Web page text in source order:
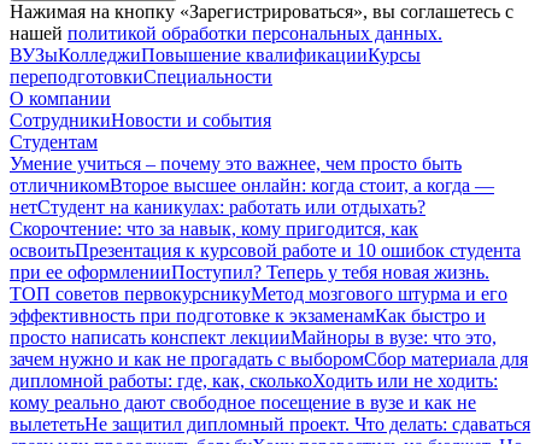
Нажимая на кнопку «Зарегистрироваться», вы соглашетесь с
нашей политикой обработки персональных данных.
ВУЗыКолледжиПовышение квалификацииКурсы
переподготовкиСпециальности
О компании
СотрудникиНовости и события
Студентам
Умение учиться – почему это важнее, чем просто быть
отличникомВторое высшее онлайн: когда стоит, а когда —
нетСтудент на каникулах: работать или отдыхать?
Скорочтение: что за навык, кому пригодится, как
освоитьПрезентация к курсовой работе и 10 ошибок студента
при ее оформленииПоступил? Теперь у тебя новая жизнь.
ТОП советов первокурсникуМетод мозгового штурма и его
эффективность при подготовке к экзаменамКак быстро и
просто написать конспект лекцииМайноры в вузе: что это,
зачем нужно и как не прогадать с выборомСбор материала для
дипломной работы: где, как, сколькоХодить или не ходить:
кому реально дают свободное посещение в вузе и как не
вылететьНе защитил дипломный проект. Что делать: сдаваться